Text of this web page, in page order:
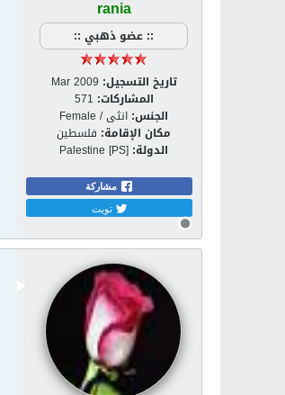
rania
:: عضو ذهبي ::
تاريخ التسجيل: Mar 2009
المشاركات: 571
الجنس: انثى / Female
مكان الإقامة: فلسطين
الدولة: Palestine [PS]
مشاركة
تويت